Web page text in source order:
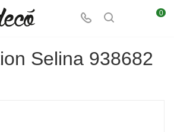
0
Selina 938682